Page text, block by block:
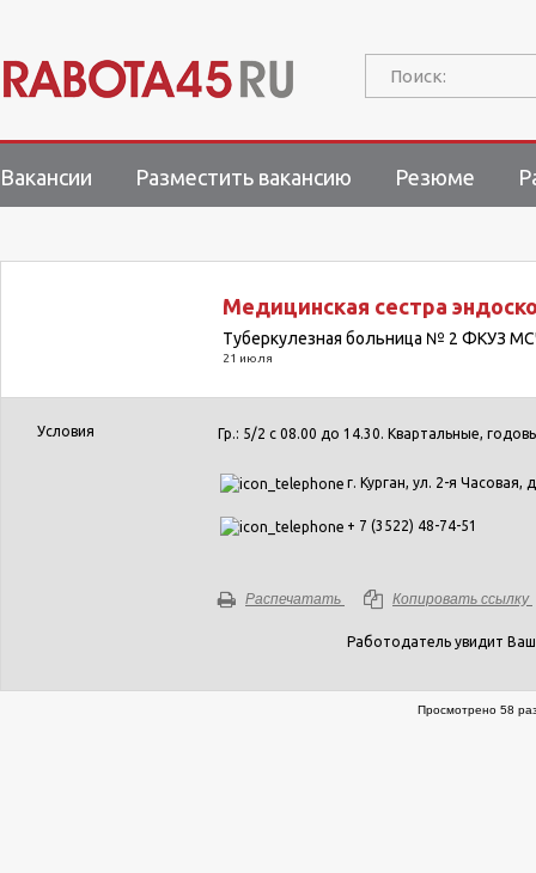
Поиск:
Вакансии Разместить вакансию Резюме
Медицинская сестра
Туберкулезная больница № 2 ФКУЗ
21 июля
Условия Гр.: 5/2 с 08.00 до 14.30. Квартальные,
г. Курган, ул. 2-я Часовая,
+ 7 (3522) 48-74-51
Распечатать Копировать ссылку
Работодатель увидит
Просмотрено 58